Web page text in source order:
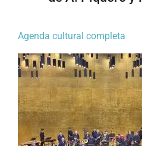
Agenda cultural completa